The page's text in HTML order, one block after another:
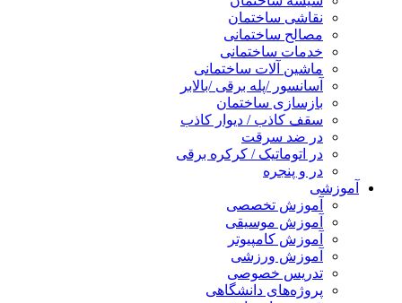
نقاشی ساختمان
مصالح ساختمانی
خدمات ساختمانی
ماشین آلات ساختمانی
آسانسور /پله برقی /بالابر
بازسازی ساختمان
سقف کاذب / دیوار کاذب
در ضد سرقت
در اتوماتیک / کرکره برقی
در و پنجره
آموزشی
آموزش تخصصی
آموزش موسیقی
آموزش کامپیوتر
آموزش ورزشی
تدریس خصوصی
پروژه‌های دانشگاهی